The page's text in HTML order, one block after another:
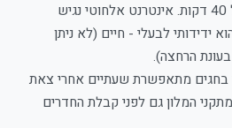
נסיעה, והחרמון במרחק של 40 דקות. אינטרנט אלחוטי נגיש
ידידותי לבעלי - חיים (לא ניתן
הרחצה).
מתאפשרת שעתיים אחרי צאת
המלון גם לפני קבלת החדרים